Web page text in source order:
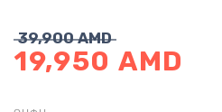
39,900AMD
19,950 AMD